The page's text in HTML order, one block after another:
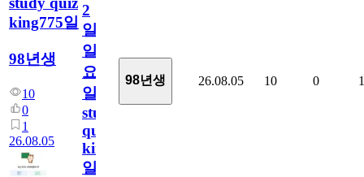
king775일
98년생
10
0
1
26.08.05
2
일
일
요
일/English
study
quiz
king775
일
98년생 26.08.05 10 0 1